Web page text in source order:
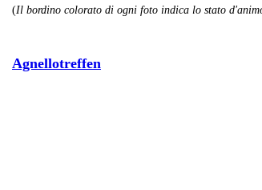
(Il bordino colorato di ogni foto indica lo stato
Agnellotreffen